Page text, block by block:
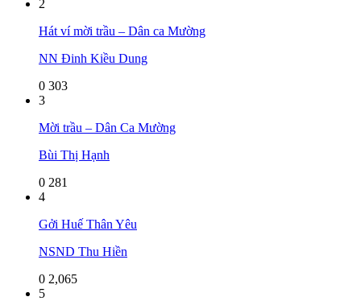
2
Hát ví mời trầu – Dân ca Mường
NN Đinh Kiều Dung
0 303
3
Mời trầu – Dân Ca Mường
Bùi Thị Hạnh
0 281
4
Gởi Huế Thân Yêu
NSND Thu Hiền
0 2,065
5